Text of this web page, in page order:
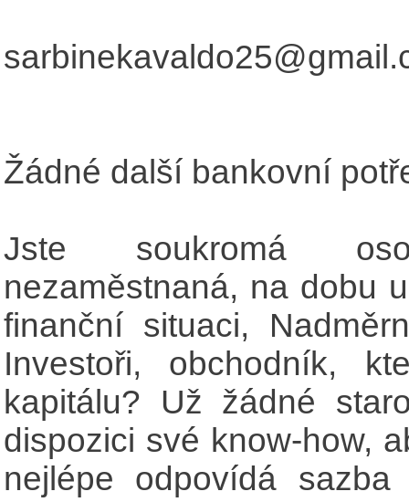
Žádné další bankovní
Jste soukromá
nezaměstnaná, na dobu
finanční situaci,
Investoři, obchodník,
kapitálu? Už žádné
dispozici své know-how,
nejlépe odpovídá